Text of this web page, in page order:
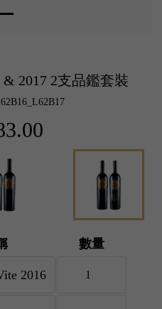
& 2017 2支品鑑套裝
數量